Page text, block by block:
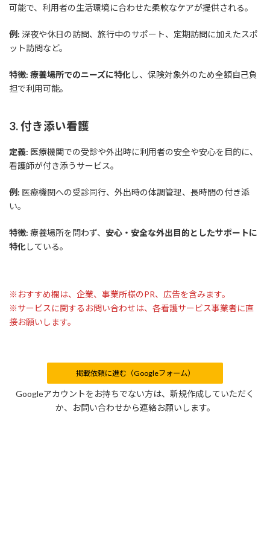
可能で、利用者の生活環境に合わせた柔軟なケアが提供される。
例: 深夜や休日の訪問、旅行中のサポート、定期訪問に加えたスポ
ット訪問など。
特徴: 療養場所でのニーズに特化し、保険対象外のため全額自己負
担で利用可能。
3. 付き添い看護
定義: 医療機関での受診や外出時に利用者の安全や安心を目的に、
看護師が付き添うサービス。
例: 医療機関への受診同行、外出時の体調管理、長時間の付き添
い。
特徴: 療養場所を問わず、 安心・安全な外出目的としたサポートに
特化している。
※おすすめ欄は、企業、事業所様のPR、広告を含みます。
※サービスに関するお問い合わせは、各看護サービス事業者に直
接お願いします。
掲載依頼に進む（Googleフォーム）
Googleアカウントをお持ちでない方は、新規作成していただく
か、お問い合わせから連絡お願いします。